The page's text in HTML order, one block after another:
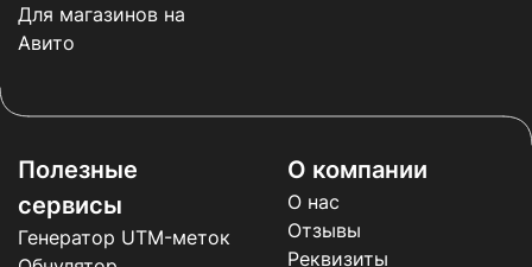
Для магазинов на
Авито
Полезные
сервисы
Генератор UTM-меток
О компании
О нас
Отзывы
Реквизиты